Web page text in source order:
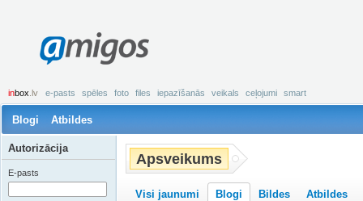
amigos
inbox .lv e-pasts spēles foto files iepazīšanās veikals ceļojumi smart
Blogi Atbildes
Apsveikums
Visi jaunumi Blogi Bildes Atbildes
Autorizācija
E-pasts